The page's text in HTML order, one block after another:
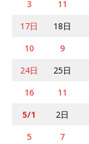
3
11
17日
18日
10
9
24日
25日
16
11
5/1
2日
5
7